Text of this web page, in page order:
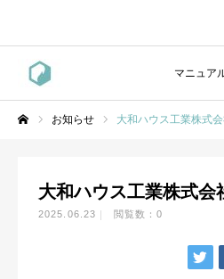
マニュア
お知らせ 大和ハウス工業株式
大和ハウス工業株式会
2025.06.23 閲覧数：0